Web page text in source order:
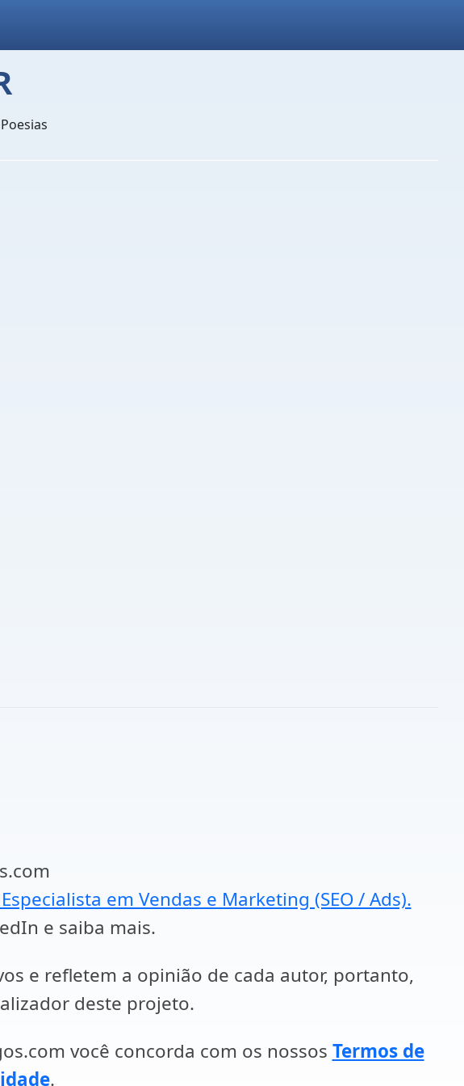
em Vendas e Marketing (SEO / Ads).
e saiba mais.
e refletem a opinião de cada autor, portanto,
deste projeto.
você concorda com os nossos Termos de
.